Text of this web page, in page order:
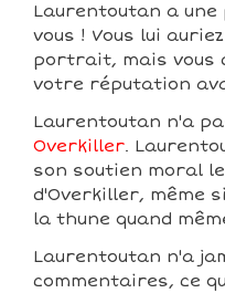
Laurentoutan a une
vous ! Vous lui
portrait, mais vous
votre réputation
Laurentoutan n'a
Overkiller.
son soutien moral
d'Overkiller, même
la thune quand
Laurentoutan n'a
commentaires, ce